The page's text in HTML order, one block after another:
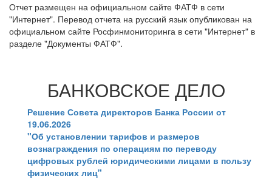
Отчет размещен на официальном сайте ФАТФ в сети
"Интернет". Перевод отчета на русский язык опубликован на
официальном сайте Росфинмониторинга в сети "Интернет" в
разделе "Документы ФАТФ".
БАНКОВСКОЕ ДЕЛО
Решение Совета директоров Банка России от
19.06.2026
"Об установлении тарифов и размеров
вознаграждения по операциям по переводу
цифровых рублей юридическими лицами в пользу
физических лиц"